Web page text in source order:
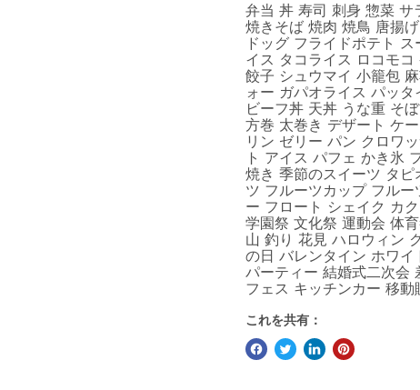
弁当 丼 寿司 刺身 惣菜
焼きそば 焼肉 焼鳥 唐揚
ドッグ フライドポテト
イス タコライス ロコモ
餃子 シュウマイ 小籠包
ォー ガパオライス パッ
ビーフ丼 天丼 うな重 そ
方巻 太巻き デザート ケ
リン ゼリー パン クロワ
ト アイス パフェ かき氷
焼き 季節のスイーツ タ
ツ フルーツカップ フル
ー フロート シェイク カ
学園祭 文化祭 運動会 体
山 釣り 花見 ハロウィン
の日 バレンタイン ホワ
パーティー 結婚式二次会
フェス キッチンカー 移
これを共有：